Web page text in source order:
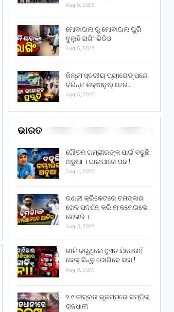
Aug 5, 2026
ମୋବାଇଲ ରୁ ମୋବାଇଲ ଘୁରି
ବୁଲୁଛି ରାଗିଂ ଭିଡିଓ
Aug 5, 2026
ଜିଲ୍ଲା ସ୍ତରୀୟ ପ୍ୟାରେଡ୍ ପରେ
ବିଭିନ୍ନ ଶିକ୍ଷାନୁଷ୍ଠାନର…
Aug 5, 2026
ଭାରତ
ଗୌତମ ଗମ୍ଭୀରଙ୍କ ପାଇଁ ବଢୁଛି
ଅଡୁଆ । ଯାଇପାରେ ପଦ !
Aug 4, 2026
ରଣଜୀ କ୍ରିକେଟରେ ଚମତ୍କାର
ଖେଳ ପଦର୍ଶନ କରି ନା କମେଇଲେ
ଖେଳାଳି ।
Aug 3, 2026
ଗାଳି କରୁଥିଲେ ହୁଏତ ଯିବେନାହିଁ
ଜେଲ୍ କିନ୍ତୁ ଭୋଗିବେ ସଜା !
Aug 3, 2026
୨.୯ ତୀବ୍ରତା ଭୂକମ୍ପରେ କମ୍ପିଲା
ରାଜଧାନୀ